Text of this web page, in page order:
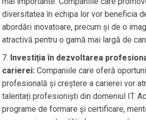
diversitatea în echipa lor vor beneficia
abordări inovatoare, precum și de o
atractivă pentru o gamă mai largă de
Investiția în dezvoltarea
carierei: Companiile care oferă
profesională și creștere a carierei vor
talentați profesioniști din domeniul IT.
programe de formare și certificare,